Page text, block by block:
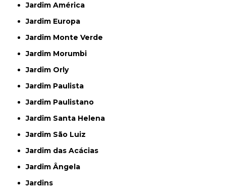
Jardim América
Jardim Europa
Jardim Monte Verde
Jardim Morumbi
Jardim Orly
Jardim Paulista
Jardim Paulistano
Jardim Santa Helena
Jardim São Luiz
Jardim das Acácias
Jardim Ângela
Jardins